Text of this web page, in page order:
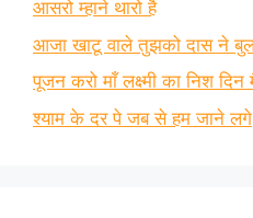
आसरो म्हाने थारो है
आजा खाटू वाले तुझको दास ने
पूजन करो माँ लक्ष्मी का निश दिन
श्याम के दर पे जब से हम जाने लगे